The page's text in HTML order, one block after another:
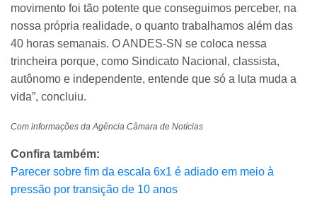
movimento foi tão potente que conseguimos perceber, na
nossa própria realidade, o quanto trabalhamos além das
40 horas semanais. O ANDES-SN se coloca nessa
trincheira porque, como Sindicato Nacional, classista,
autônomo e independente, entende que só a luta muda a
vida”, concluiu.
Com informações da Agência Câmara de Notícias
Confira também:
Parecer sobre fim da escala 6x1 é adiado em meio à
pressão por transição de 10 anos